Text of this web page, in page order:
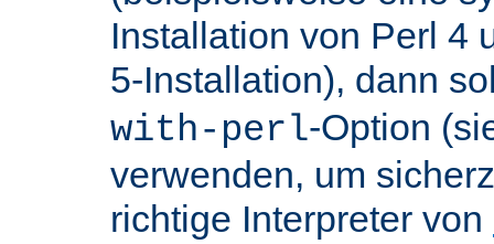
Installation von Perl 4
5-Installation), dann
with-perl-Option
verwenden, um
richtige Interpreter von